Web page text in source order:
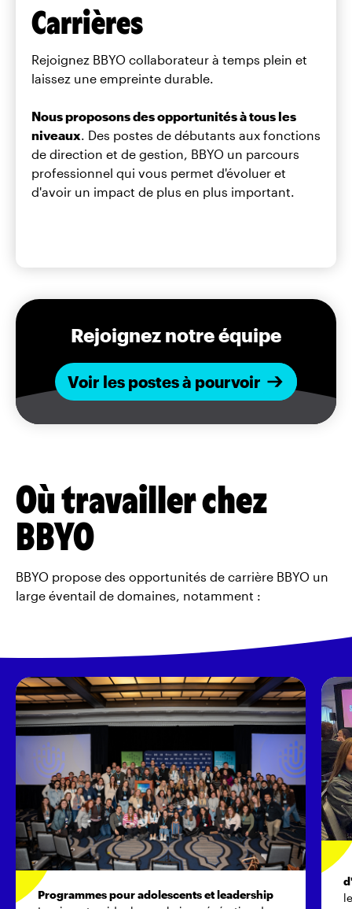
Carrières
Rejoignez BBYO collaborateur à temps plein et
laissez une empreinte durable.
Nous proposons des opportunités à tous les
niveaux. Des postes de débutants aux fonctions
de direction et de gestion, BBYO un parcours
professionnel qui vous permet d'évoluer et
d'avoir un impact de plus en plus important.
Rejoignez notre équipe
Voir les postes à pourvoir
Où travailler chez
BBYO
BBYO propose des opportunités de carrière BBYO un
large éventail de domaines, notamment :
Programmes pour adolescents et leadership